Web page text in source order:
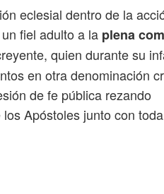
eclesial dentro de la
fiel adulto a la plena
quien durante su
en otra denominación
de fe pública rezando
Apóstoles junto con